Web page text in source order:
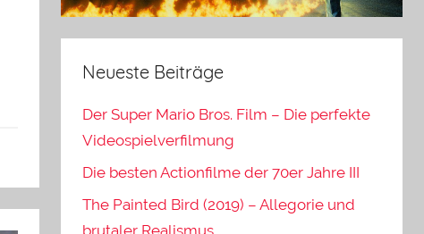
Neueste Beiträge
Der Super Mario Bros. Film – Die perfekte
Videospielverfilmung
Die besten Actionfilme der 70er Jahre III
The Painted Bird (2019) – Allegorie und
brutaler Realismus